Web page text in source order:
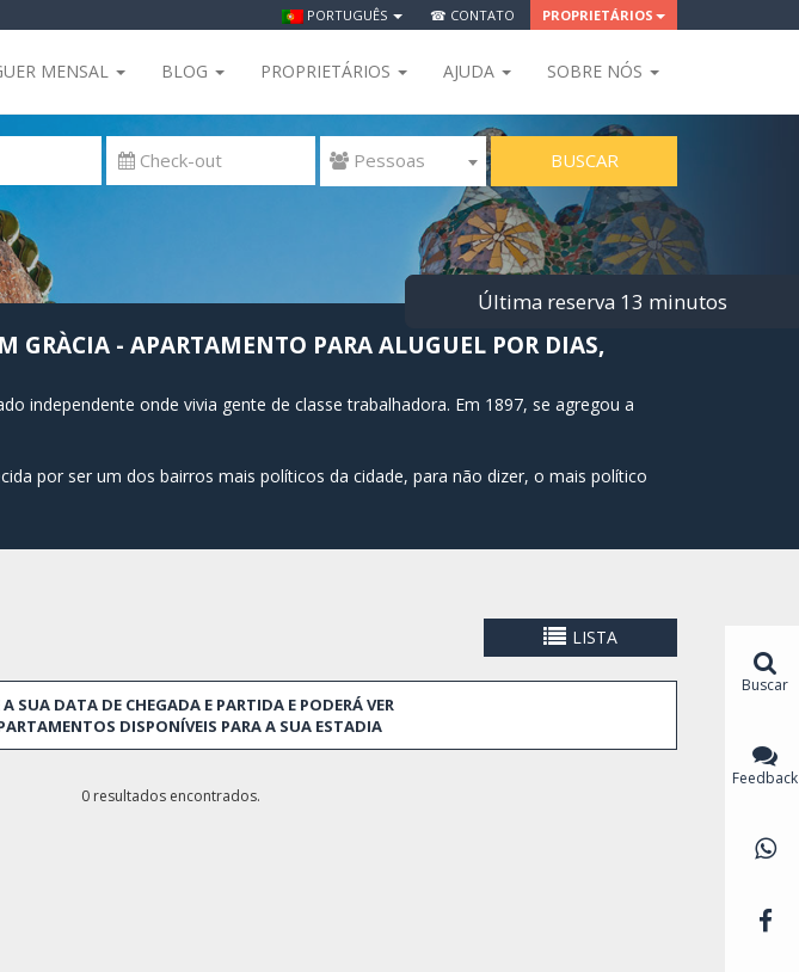
PORTUGUÊS ☎ CONTATO PROPRIETÁRIOS
MENSAL BLOG PROPRIETÁRIOS AJUDA SOBRE NÓS
 Pessoas BUSCAR
GRÀCIA - APARTAMENTO PARA ALUGUEL POR DIAS,
independente onde vivia gente de classe trabalhadora. Em 1897, se agregou a
por ser um dos bairros mais políticos da cidade, para não dizer, o mais político
da Liberdade ou na Praça da Revolução). Depois de sua incorporação a cidade,
e espírito ativista.
La Salut, Vila de Gràcia, Camp d'en Grassot, Gràcia Nova. LISTA
SUA DATA DE CHEGADA E PARTIDA E PODERÁ VER
DISPONÍVEIS PARA A SUA ESTADIA
0 resultados encontrados.
Última reserva 13 minutos
Buscar
Feedback